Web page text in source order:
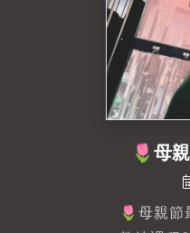
一對一
身房推薦
🌷母
🌷母親